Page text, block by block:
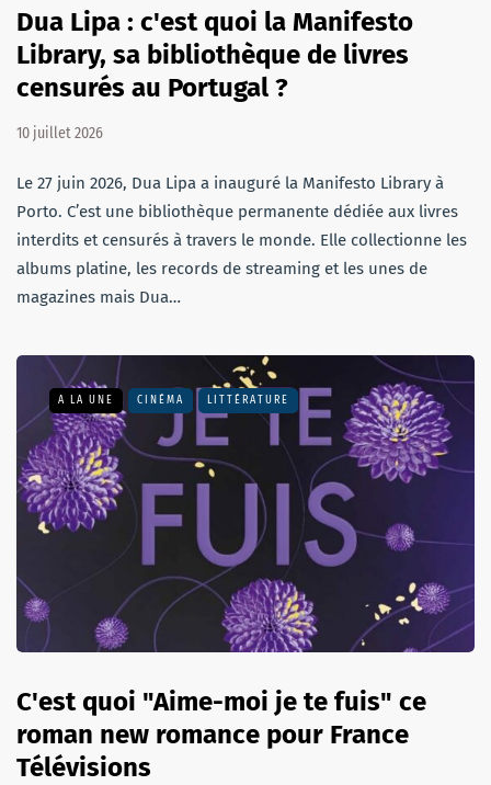
Dua Lipa : c'est quoi la Manifesto
Library, sa bibliothèque de livres
censurés au Portugal ?
10 juillet 2026
Le 27 juin 2026, Dua Lipa a inauguré la Manifesto Library à
Porto. C’est une bibliothèque permanente dédiée aux livres
interdits et censurés à travers le monde. Elle collectionne les
albums platine, les records de streaming et les unes de
magazines mais Dua…
A LA UNE CINÉMA LITTÉRATURE
C'est quoi "Aime-moi je te fuis" ce
roman new romance pour France
Télévisions